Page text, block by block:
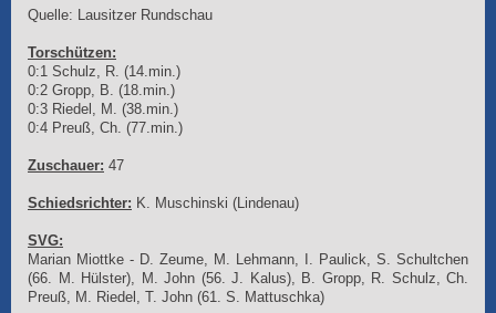
Quelle: Lausitzer Rundschau
Torschützen:
0:1 Schulz, R. (14.min.)
0:2 Gropp, B. (18.min.)
0:3 Riedel, M. (38.min.)
0:4 Preuß, Ch. (77.min.)
Zuschauer: 47
Schiedsrichter: K. Muschinski (Lindenau)
SVG:
Marian Miottke - D. Zeume, M. Lehmann, I. Paulick, S. Schultchen
(66. M. Hülster), M. John (56. J. Kalus), B. Gropp, R. Schulz, Ch.
Preuß, M. Riedel, T. John (61. S. Mattuschka)